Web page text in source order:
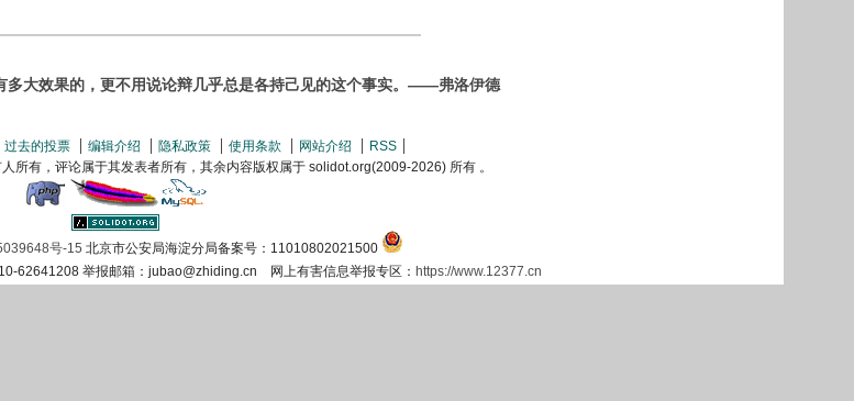
多大效果的，更不用说论辩几乎总是各持己见的这个事实。——弗洛伊德
过去的投票 编辑介绍 隐私政策 使用条款 网站介绍
RSS
所有，评论属于其发表者所有，其余内容版权属于 solidot.org(2009-2026) 所有 。
号-15 北京市公安局海淀分局备案号：11010802021500
62641208 举报邮箱：jubao@zhiding.cn 网上有害信息举报专区： https://www.12377.cn